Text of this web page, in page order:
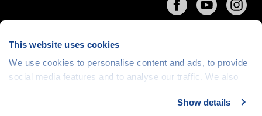
This website uses cookies
We use cookies to personalise content and ads, to provide
social media features and to analyse our traffic. We also
media, advertising and analytics partners who may
Show details
Cookies| © 1999-2026 Člověk v tísni o.p.s., web běží